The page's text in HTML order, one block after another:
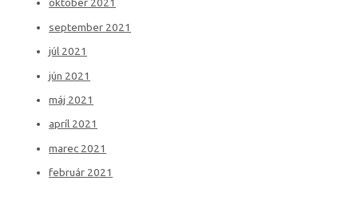
október 2021
september 2021
júl 2021
jún 2021
máj 2021
apríl 2021
marec 2021
február 2021